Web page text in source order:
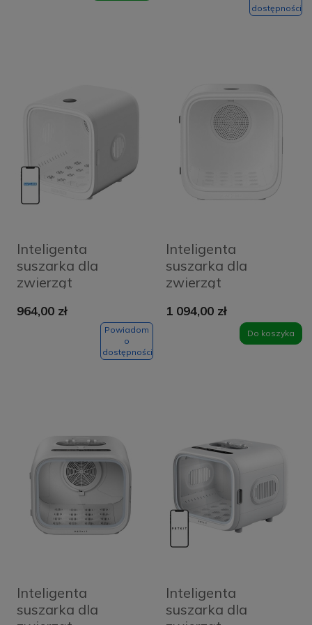
dostępności
Inteligenta
suszarka dla
zwierząt
Luxury
964,00 zł
Powiadom
o
dostępności
Inteligenta
suszarka dla
zwierząt
Standard
1 094,00 zł
Do koszyka
Inteligenta
suszarka dla
Inteligenta
suszarka dla